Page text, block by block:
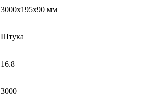
3000х195х90 мм
Штука
16.8
3000